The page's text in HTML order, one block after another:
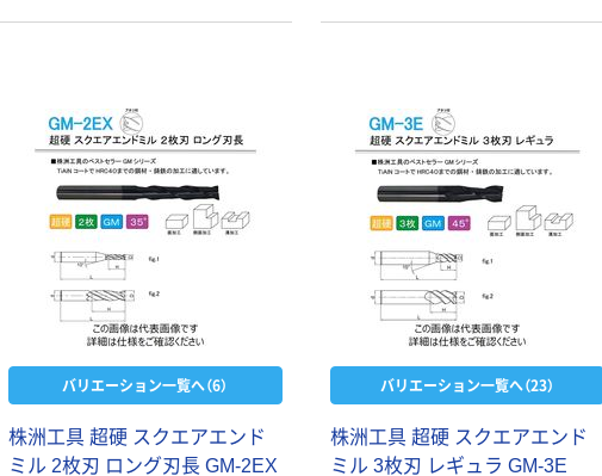
バリエーション一覧へ（6）
株洲工具 超硬 スクエアエンド
ミル 2枚刃 ロング刃長 GM-2EX
バリエーション一覧へ（23）
株洲工具 超硬 スクエアエンド
ミル 3枚刃 レギュラ GM-3E